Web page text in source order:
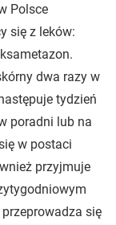
Polsce
się z leków:
dwa razy w
tydzień
poradni lub na
w postaci
przyjmuje
się